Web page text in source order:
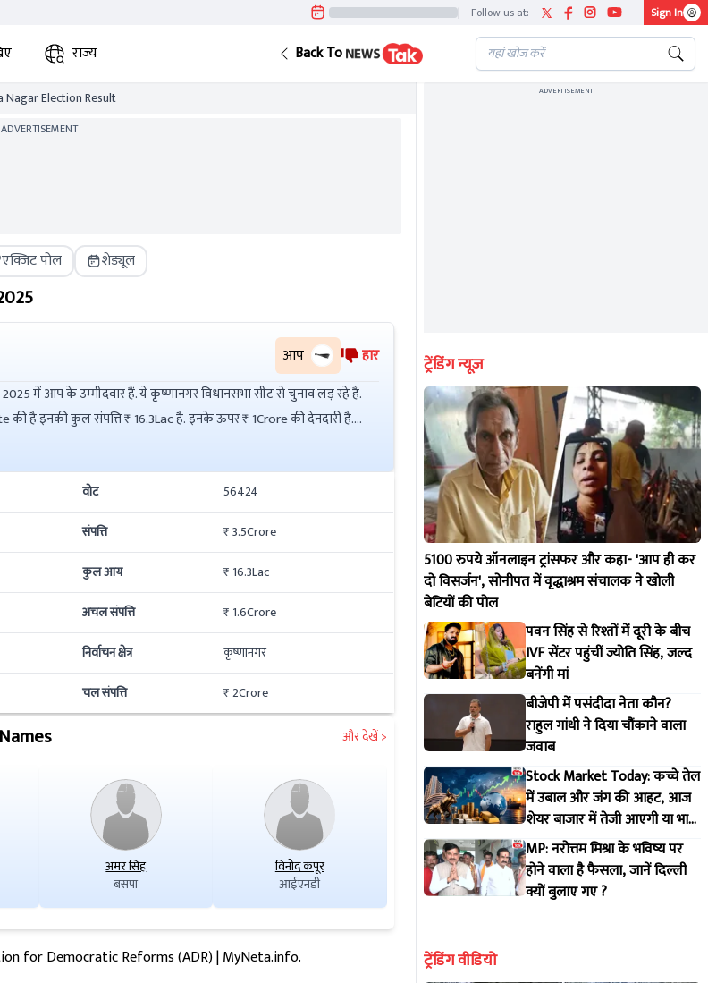
| Follow us at: Sign In
राज्य Back To
Nagar Election Result
ADVERTISEMENT
एक्जिट पोल शेड्यूल
आप हार
कृष्णानगर विधानसभा सीट से चुनाव लड़ रहे हैं.
वोट
56424
संपत्ति
₹ 3.5Crore
कुल आय
₹ 16.3Lac
अचल संपत्ति
₹ 1.6Crore
निर्वाचन क्षेत्र
कृष्णानगर
चल संपत्ति ₹ 2Crore
और देखें >
अमर सिंह
बसपा
विनोद कपूर
आईएनडी
पूनम मैनी
एनवाईपी
वीरेंद्र प्रधान गुर्जर
एसएमबीएसपी
for Democratic Reforms (ADR) | MyNeta.info.
ADVERTISEMENT
ट्रेंडिंग न्यूज़
5100 रुपये ऑनलाइन ट्रांसफर और कहा- 'आप ही कर
दो विसर्जन', सोनीपत में वृद्धाश्रम संचालक ने खोली
बेटियों की पोल
पवन सिंह से रिश्तों में दूरी के बीच
IVF सेंटर पहुंचीं ज्योति सिंह, जल्द
बनेंगी मां
बीजेपी में पसंदीदा नेता कौन?
राहुल गांधी ने दिया चौंकाने वाला
जवाब
Stock Market Today: कच्चे तेल
में उबाल और जंग की आहट, आज
शेयर बाजार में तेजी आएगी या भारी
गिरावट?
MP: नरोत्तम मिश्रा के भविष्य पर
होने वाला है फैसला, जानें दिल्ली
क्यों बुलाए गए ?
ट्रेंडिंग वीडियो